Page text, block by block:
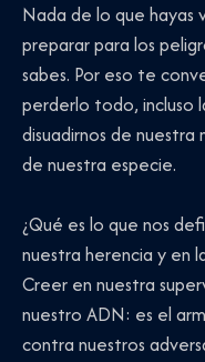
Nada de lo que hayas
preparar para los
sabes. Por eso te
perderlo todo, incluso
disuadirnos de
de nuestra especie.
¿Qué es lo que nos
nuestra herencia y en
Creer en nuestra
nuestro ADN: es el
contra nuestros